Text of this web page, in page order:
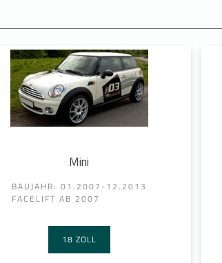
Mini
BAUJAHR: 01.2007-12.2013
FACELIFT AB 2007
18 ZOLL